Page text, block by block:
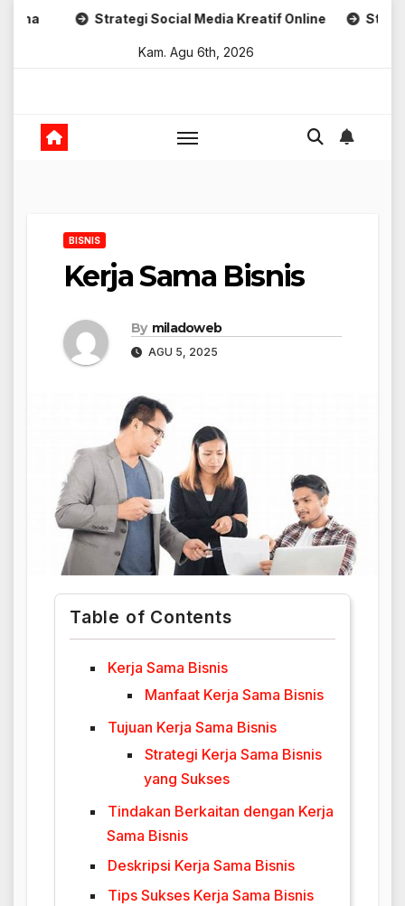
SkipStrategi Social Media Kreatif Online Strategi
Kam. Agu 6th, 2026
BISNIS
Kerja Sama Bisnis
By miladoweb
AGU 5, 2025
Table of Contents
Kerja Sama Bisnis
Manfaat Kerja Sama Bisnis
Tujuan Kerja Sama Bisnis
Strategi Kerja Sama Bisnis
yang Sukses
Tindakan Berkaitan dengan Kerja
Sama Bisnis
Deskripsi Kerja Sama Bisnis
Tips Sukses Kerja Sama Bisnis